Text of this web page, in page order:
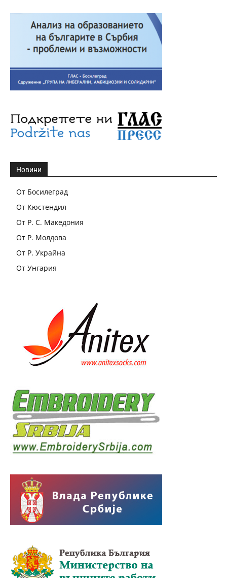
Новини
От Босилеград
От Кюстендил
От Р. С. Македония
От Р. Молдова
От Р. Украйна
От Унгария